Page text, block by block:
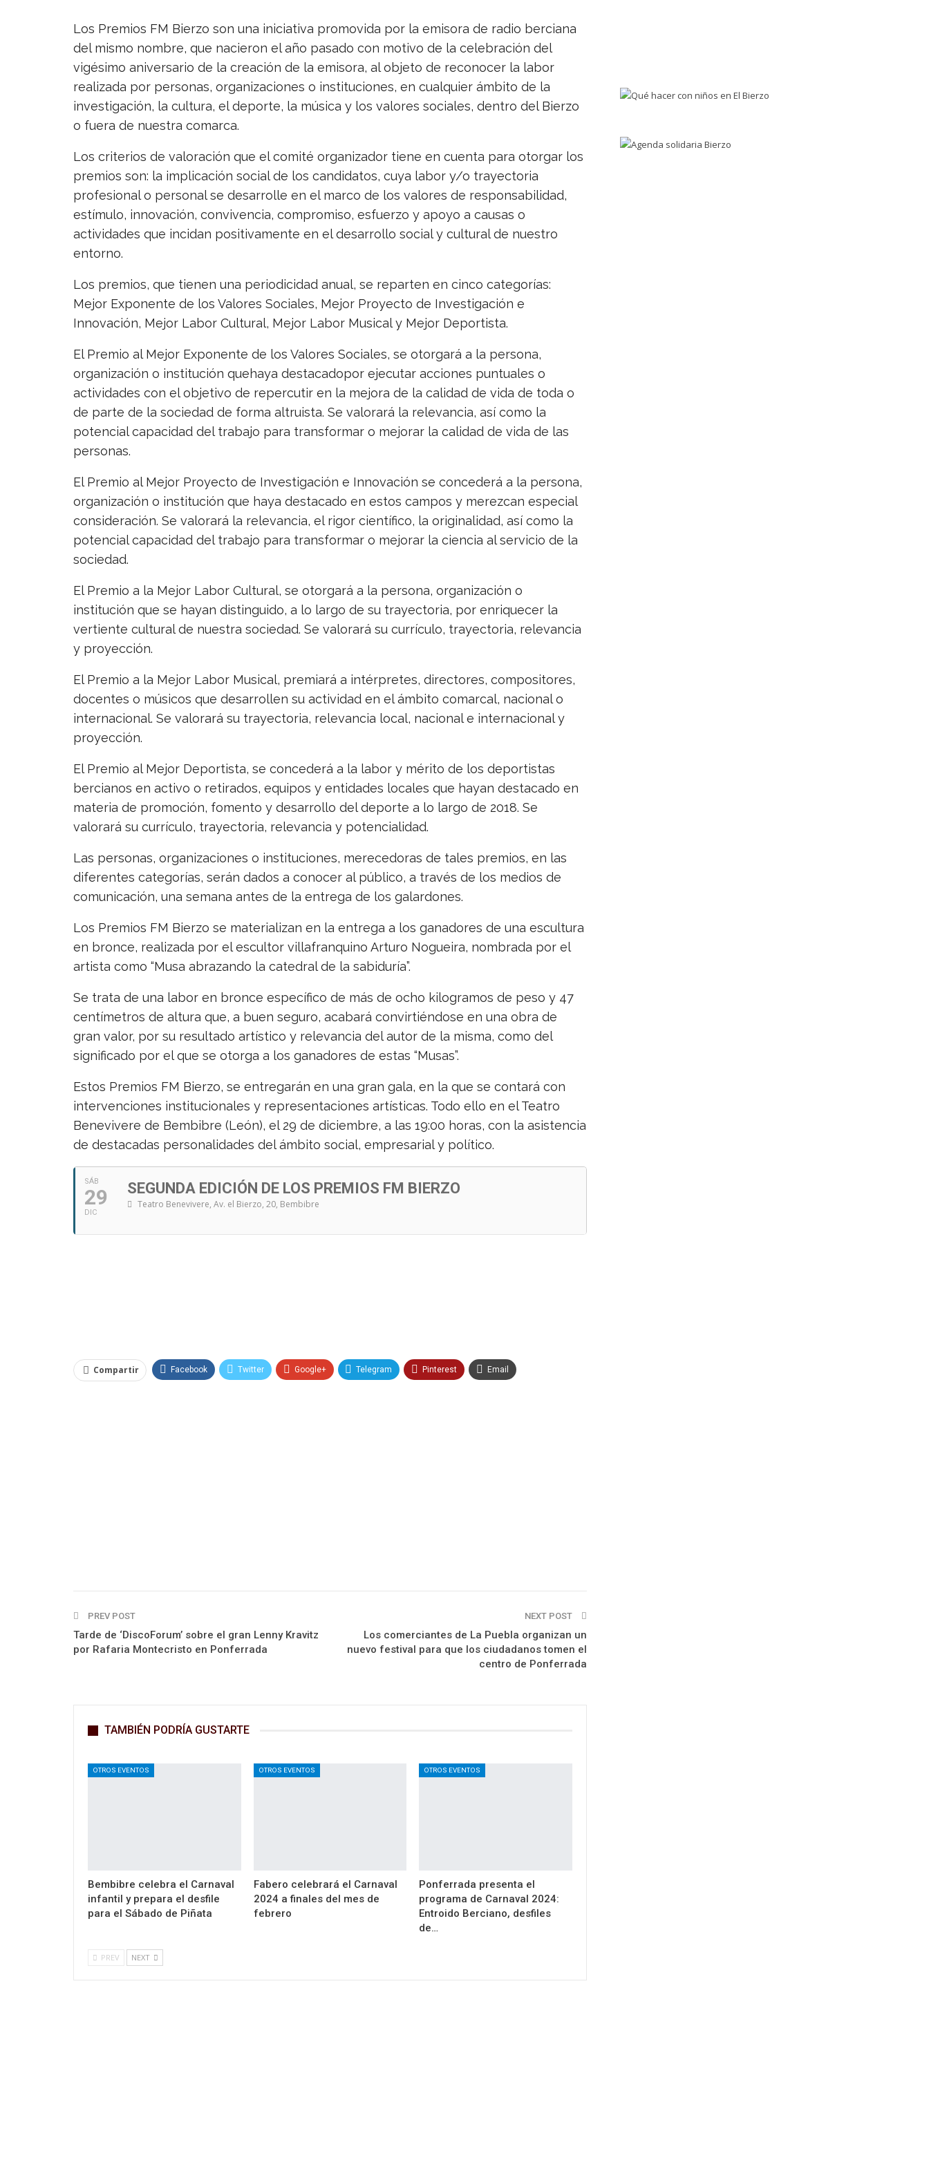
Los Premios FM Bierzo son una iniciativa promovida por la emisora de radio berciana
del mismo nombre, que nacieron el año pasado con motivo de la celebración del
vigésimo aniversario de la creación de la emisora, al objeto de reconocer la labor
realizada por personas, organizaciones o instituciones, en cualquier ámbito de la
investigación, la cultura, el deporte, la música y los valores sociales, dentro del Bierzo
o fuera de nuestra comarca.
Los criterios de valoración que el comité organizador tiene en cuenta para otorgar los
premios son: la implicación social de los candidatos, cuya labor y/o trayectoria
profesional o personal se desarrolle en el marco de los valores de responsabilidad,
estímulo, innovación, convivencia, compromiso, esfuerzo y apoyo a causas o
actividades que incidan positivamente en el desarrollo social y cultural de nuestro
entorno.
Los premios, que tienen una periodicidad anual, se reparten en cinco categorías:
Mejor Exponente de los Valores Sociales, Mejor Proyecto de Investigación e
Innovación, Mejor Labor Cultural, Mejor Labor Musical y Mejor Deportista.
El Premio al Mejor Exponente de los Valores Sociales, se otorgará a la persona,
organización o institución quehaya destacadopor ejecutar acciones puntuales o
actividades con el objetivo de repercutir en la mejora de la calidad de vida de toda o
de parte de la sociedad de forma altruista. Se valorará la relevancia, así como la
potencial capacidad del trabajo para transformar o mejorar la calidad de vida de las
personas.
El Premio al Mejor Proyecto de Investigación e Innovación se concederá a la persona,
organización o institución que haya destacado en estos campos y merezcan especial
consideración. Se valorará la relevancia, el rigor científico, la originalidad, así como la
potencial capacidad del trabajo para transformar o mejorar la ciencia al servicio de la
sociedad.
El Premio a la Mejor Labor Cultural, se otorgará a la persona, organización o
institución que se hayan distinguido, a lo largo de su trayectoria, por enriquecer la
vertiente cultural de nuestra sociedad. Se valorará su currículo, trayectoria, relevancia
y proyección.
El Premio a la Mejor Labor Musical, premiará a intérpretes, directores, compositores,
docentes o músicos que desarrollen su actividad en el ámbito comarcal, nacional o
internacional. Se valorará su trayectoria, relevancia local, nacional e internacional y
proyección.
El Premio al Mejor Deportista, se concederá a la labor y mérito de los deportistas
bercianos en activo o retirados, equipos y entidades locales que hayan destacado en
materia de promoción, fomento y desarrollo del deporte a lo largo de 2018. Se
valorará su currículo, trayectoria, relevancia y potencialidad.
Las personas, organizaciones o instituciones, merecedoras de tales premios, en las
diferentes categorías, serán dados a conocer al público, a través de los medios de
comunicación, una semana antes de la entrega de los galardones.
Los Premios FM Bierzo se materializan en la entrega a los ganadores de una escultura
en bronce, realizada por el escultor villafranquino Arturo Nogueira, nombrada por el
artista como “Musa abrazando la catedral de la sabiduría”.
Se trata de una labor en bronce específico de más de ocho kilogramos de peso y 47
centímetros de altura que, a buen seguro, acabará convirtiéndose en una obra de
gran valor, por su resultado artístico y relevancia del autor de la misma, como del
significado por el que se otorga a los ganadores de estas “Musas”.
Estos Premios FM Bierzo, se entregarán en una gran gala, en la que se contará con
intervenciones institucionales y representaciones artísticas. Todo ello en el Teatro
Benevivere de Bembibre (León), el 29 de diciembre, a las 19:00 horas, con la asistencia
de destacadas personalidades del ámbito social, empresarial y político.
SÁB
29
DIC
SEGUNDA EDICIÓN DE LOS PREMIOS FM BIERZO
Teatro Benevivere, Av. el Bierzo, 20, Bembibre
Compartir Facebook Twitter Google+ Telegram Pinterest Email
PREV POST
Tarde de ‘DiscoForum’ sobre el gran Lenny Kravitz
por Rafaria Montecristo en Ponferrada
NEXT POST
Los comerciantes de La Puebla organizan un
nuevo festival para que los ciudadanos tomen el
centro de Ponferrada
TAMBIÉN PODRÍA GUSTARTE
OTROS EVENTOS
Bembibre celebra el Carnaval
infantil y prepara el desfile
para el Sábado de Piñata
OTROS EVENTOS
Fabero celebrará el Carnaval
2024 a finales del mes de
febrero
OTROS EVENTOS
Ponferrada presenta el
programa de Carnaval 2024:
Entroido Berciano, desfiles
de…
PREV NEXT